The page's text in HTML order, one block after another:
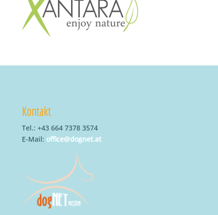
Kontakt
Tel.: +43 664 7378 3574
E-Mail: office@dognet.at